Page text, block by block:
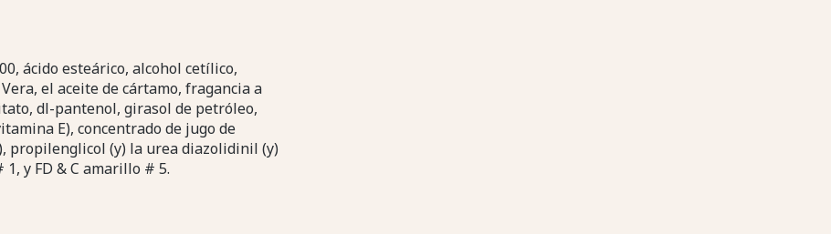
ácido esteárico, alcohol cetílico,
el aceite de cártamo, fragancia a
dl-pantenol, girasol de petróleo,
E), concentrado de jugo de
propilenglicol (y) la urea diazolidinil (y)
y FD & C amarillo # 5.